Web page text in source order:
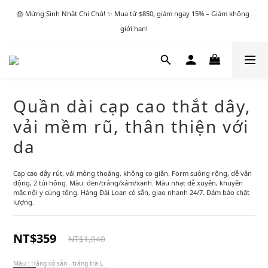
🎂 Mừng Sinh Nhật Chị Chủ! ✨ Mua từ $850, giảm ngay 15% – Giảm không
giới hạn!
Quần dài cạp cao thắt dây,
vải mềm rũ, thân thiện với
da
Cạp cao dây rút, vải mỏng thoáng, không co giãn. Form suông rộng, dễ vận
động, 2 túi hông. Màu: đen/trắng/xám/xanh. Màu nhạt dễ xuyên, khuyên
mặc nội y cùng tông. Hàng Đài Loan có sẵn, giao nhanh 24/7. Đảm bảo chất
lượng.
NT$359 NT$1,040
Màu : Hàng có sẵn - trắng trà L